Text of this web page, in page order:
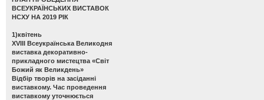
ВСЕУКРАЇНСЬКИХ ВИСТАВОК
НСХУ НА 2019 РІК
1)квітень
ХVІІІ Всеукраїнська Великодня
виставка декоративно-
прикладного мистецтва «Світ
Божий як Великдень»
Відбір творів на засіданні
виставкому. Час проведення
виставкому уточнюється